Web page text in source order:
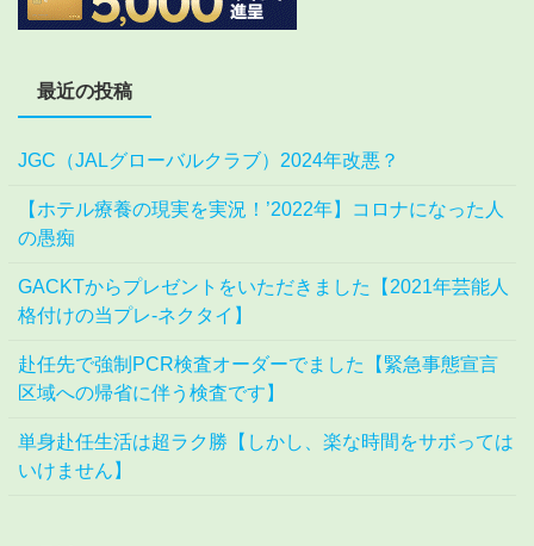
最近の投稿
JGC（JALグローバルクラブ）2024年改悪？
【ホテル療養の現実を実況！’2022年】コロナになった人
の愚痴
GACKTからプレゼントをいただきました【2021年芸能人
格付けの当プレ-ネクタイ】
赴任先で強制PCR検査オーダーでました【緊急事態宣言
区域への帰省に伴う検査です】
単身赴任生活は超ラク勝【しかし、楽な時間をサボっては
いけません】